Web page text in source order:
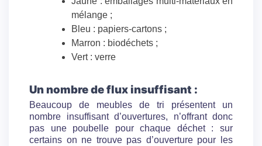
mélange ;
Bleu : papiers-cartons ;
Marron : biodéchets ;
Vert : verre
Un nombre de flux insuffisant :
Beaucoup de meubles de tri présentent un
nombre insuffisant d’ouvertures, n’offrant donc
pas une poubelle pour chaque déchet : sur
certains on ne trouve pas d’ouverture pour les